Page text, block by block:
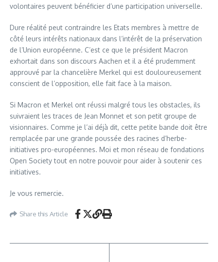
volontaires peuvent bénéficier d’une participation universelle.
Dure réalité peut contraindre les Etats membres à mettre de
côté leurs intérêts nationaux dans l’intérêt de la préservation
de l’Union européenne. C’est ce que le président Macron
exhortait dans son discours Aachen et il a été prudemment
approuvé par la chancelière Merkel qui est douloureusement
conscient de l’opposition, elle fait face à la maison.
Si Macron et Merkel ont réussi malgré tous les obstacles, ils
suivraient les traces de Jean Monnet et son petit groupe de
visionnaires. Comme je l’ai déjà dit, cette petite bande doit être
remplacée par une grande poussée des racines d’herbe-
initiatives pro-européennes. Moi et mon réseau de fondations
Open Society tout en notre pouvoir pour aider à soutenir ces
initiatives.
Je vous remercie.
Share this Article